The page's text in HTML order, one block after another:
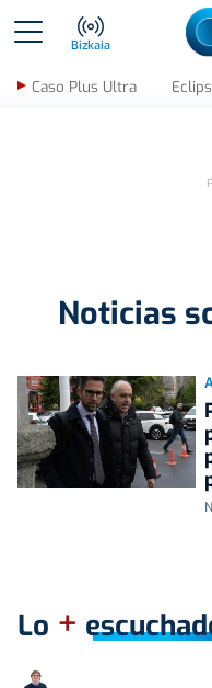
Bizkaia
Caso Plus Ultra
Noticias
Lo +